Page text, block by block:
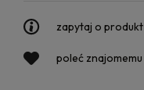
zapytaj o produkt
poleć znajomemu